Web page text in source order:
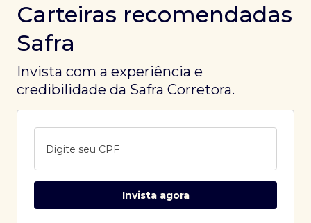
Carteiras recomendadas
Safra
Invista com a experiência e
credibilidade da Safra Corretora.
Digite seu CPF
Invista agora